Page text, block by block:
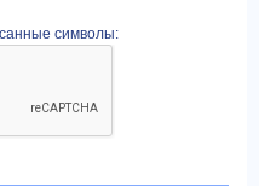
символы: